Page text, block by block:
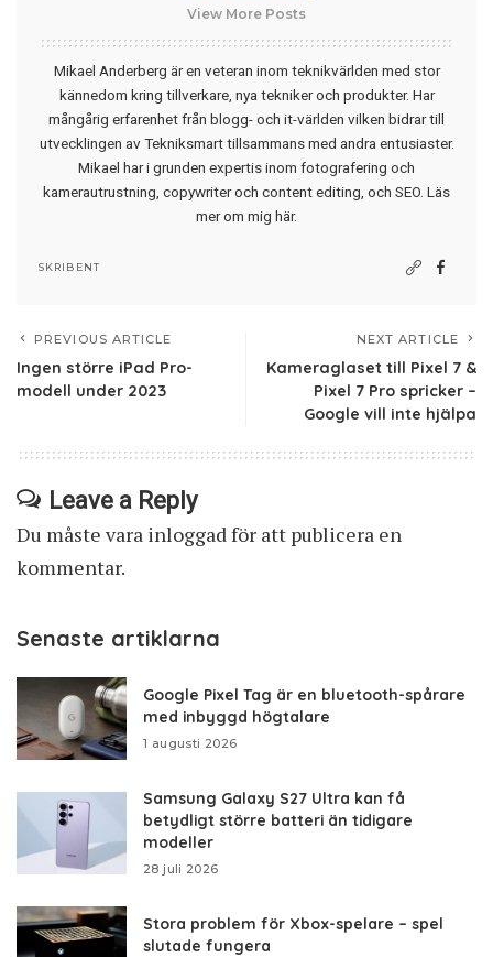
View More Posts
Mikael Anderberg är en veteran inom teknikvärlden med stor
kännedom kring tillverkare, nya tekniker och produkter. Har
mångårig erfarenhet från blogg- och it-världen vilken bidrar till
utvecklingen av Tekniksmart tillsammans med andra entusiaster.
Mikael har i grunden expertis inom fotografering och
kamerautrustning, copywriter och content editing, och SEO. Läs
mer om mig här.
SKRIBENT
PREVIOUS ARTICLE
Ingen större iPad Pro-
modell under 2023
NEXT ARTICLE
Kameraglaset till Pixel 7 &
Pixel 7 Pro spricker –
Google vill inte hjälpa
Leave a Reply
Du måste vara inloggadför att publicera en
kommentar.
Senaste artiklarna
Google Pixel Tag är en bluetooth-spårare
med inbyggd högtalare
1 augusti 2026
Samsung Galaxy S27 Ultra kan få
betydligt större batteri än tidigare
modeller
28 juli 2026
Stora problem för Xbox-spelare – spel
slutade fungera